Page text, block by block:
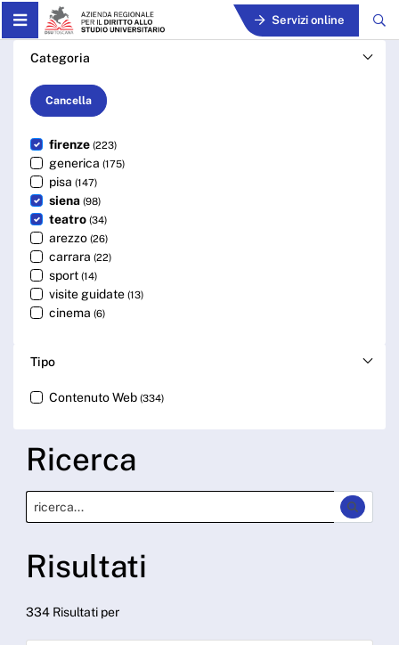
Skip to Main Content Servizi online
Cerca - ARDSU
Categoria
Cancella
firenze (223)
generica (175)
pisa (147)
siena (98)
teatro (34)
arezzo (26)
carrara (22)
sport (14)
visite guidate (13)
cinema (6)
Tipo
Contenuto Web (334)
Ricerca
Risultati
334 Risultati per